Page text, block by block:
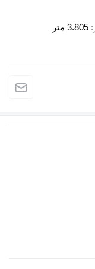
3.805 متر